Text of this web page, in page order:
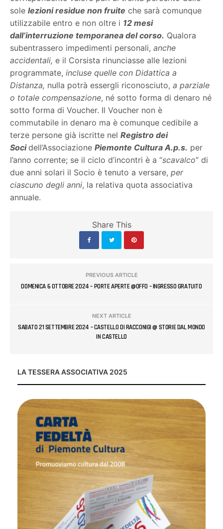
solelezioni residue non fruite che sarà comunque
utilizzabile entro e non oltre i 12 mesi
dall’interruzione temporanea del corso. Qualora
subentrassero impedimenti personali, anche
accidentali, e il Corsista rinunciasse alle lezioni
programmate, incluse quelle con Didattica a
Distanza, nulla potrà essergli riconosciuto,a parziale
o totale compensazione, né sotto forma di denaro né
sotto forma di Voucher. Il Voucher non è
commutabile in denaro ma è comunque cedibile a
terze persone già iscritte nelRegistro dei
Soci dell’AssociazionePiemonte Cultura A.p.s. per
l’anno corrente; se il ciclo d’incontri è a “scavalco” di
due anni solari il Socio è tenuto a versare,per
ciascuno degli anni, la relativa quota associativa
annuale.
Share This
PREVIOUS ARTICLE
DOMENICA 6 OTTOBRE 2024 – PORTE APERTE @OFFO – INGRESSO GRATUITO
NEXT ARTICLE
SABATO 21 SETTEMBRE 2024 – CASTELLO DI RACCONIGI @ STORIE DAL MONDO
IN CASTELLO
LA TESSERA ASSOCIATIVA 2025